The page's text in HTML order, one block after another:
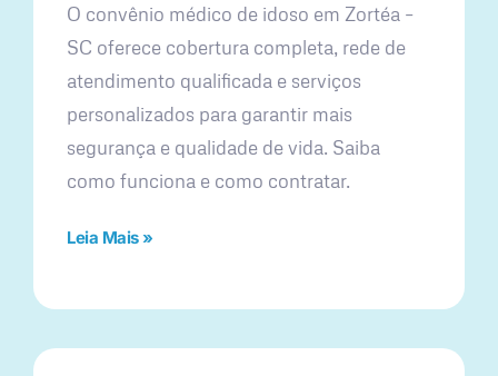
O convênio médico de idoso em Zortéa –
SC oferece cobertura completa, rede de
atendimento qualificada e serviços
personalizados para garantir mais
segurança e qualidade de vida. Saiba
como funciona e como contratar.
Leia Mais »